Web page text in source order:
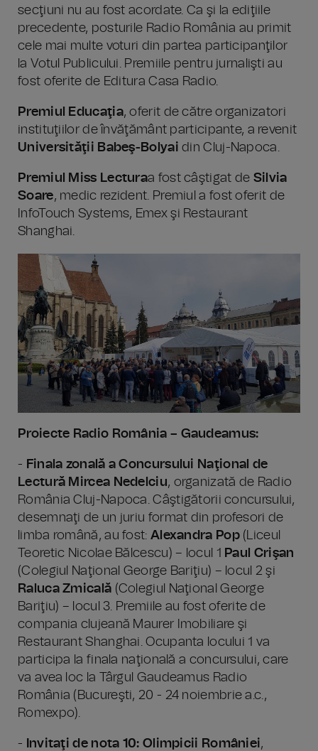
secţiuni nu au fost acordate. Ca şi la ediţiile
precedente, posturile Radio România au primit
cele mai multe voturi din partea participanţilor
la Votul Publicului. Premiile pentru jurnalişti au
fost oferite de Editura Casa Radio.
Premiul Educaţia, oferit de către organizatori
instituţiilor de învăţământ participante, a revenit
Universităţii Babeş-Bolyai din Cluj-Napoca.
Premiul Miss Lecturaa fost câştigat de Silvia
Soare, medic rezident. Premiul a fost oferit de
InfoTouch Systems, Emex şi Restaurant
Shanghai.
Proiecte Radio România – Gaudeamus:
- Finala zonală a Concursului Naţional de
Lectură Mircea Nedelciu, organizată de Radio
România Cluj-Napoca. Câştigătorii concursului,
desemnaţi de un juriu format din profesori de
limba română, au fost: Alexandra Pop(Liceul
Teoretic Nicolae Bălcescu) – locul 1 Paul Crişan
(Colegiul Naţional George Bariţiu) – locul 2 şi
Raluca Zmicală (Colegiul Naţional George
Bariţiu) – locul 3. Premiile au fost oferite de
compania clujeană Maurer Imobiliare şi
Restaurant Shanghai. Ocupanta locului 1 va
participa la finala naţională a concursului, care
va avea loc la Târgul Gaudeamus Radio
România (Bucureşti, 20 - 24 noiembrie a.c.,
Romexpo).
- Invitaţi de nota 10: Olimpicii României,